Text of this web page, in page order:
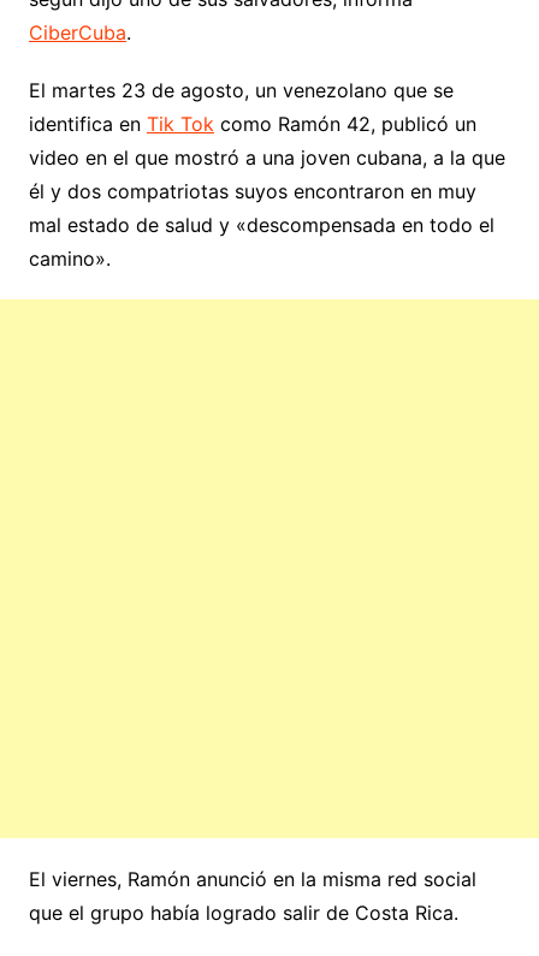
CiberCuba.
El martes 23 de agosto, un venezolano que se
identifica en Tik Tok como Ramón 42, publicó un
video en el que mostró a una joven cubana, a la que
él y dos compatriotas suyos encontraron en muy
mal estado de salud y «descompensada en todo el
camino».
El viernes, Ramón anunció en la misma red social
que el grupo había logrado salir de Costa Rica.